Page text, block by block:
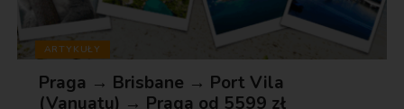
ARTYKUŁY
Praga → Brisbane → Port Vila
(Vanuatu) → Praga od 5599 zł